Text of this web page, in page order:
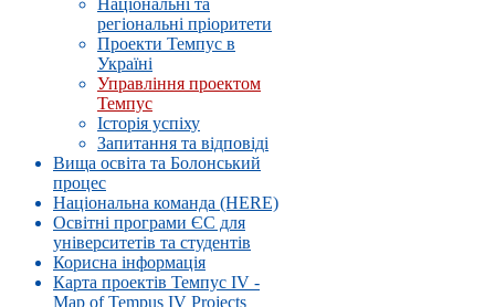
Національні та
регіональні пріоритети
Проекти Темпус в
Україні
Управлiння проектом
Темпус
Історія успіху
Запитання та відповіді
Вища освіта та Болонський
процес
Національна команда (HERE)
Освітні програми ЄС для
університетів та студентів
Корисна інформація
Карта проектів Темпус IV -
Map of Tempus IV Projects